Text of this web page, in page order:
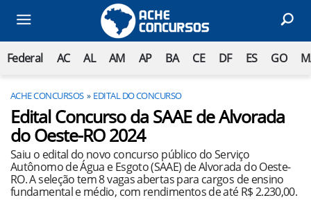
Federal AC AL AM AP BA CE DF ES GO
ACHE CONCURSOS EDITAL DO CONCURSO
Edital Concurso da SAAE de Alvorada
do Oeste-RO 2024
Saiu o edital do novo concurso público do Serviço
Autônomo de Água e Esgoto (SAAE) de Alvorada do Oeste-
RO. A seleção tem 8 vagas abertas para cargos de ensino
fundamental e médio, com rendimentos de até R$ 2.230,00.